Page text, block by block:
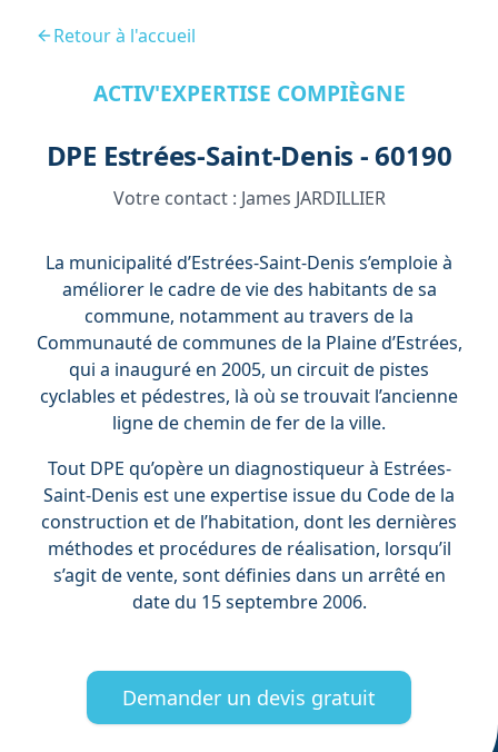
Retour à l'accueil
ACTIV'EXPERTISE COMPIÈGNE
DPE Estrées-Saint-Denis - 60190
Votre contact : James JARDILLIER
La municipalité d’Estrées-Saint-Denis s’emploie à
améliorer le cadre de vie des habitants de sa
commune, notamment au travers de la
Communauté de communes de la Plaine d’Estrées,
qui a inauguré en 2005, un circuit de pistes
cyclables et pédestres, là où se trouvait l’ancienne
ligne de chemin de fer de la ville.
Tout DPE qu’opère un diagnostiqueur à Estrées-
Saint-Denis est une expertise issue du Code de la
construction et de l’habitation, dont les dernières
méthodes et procédures de réalisation, lorsqu’il
s’agit de vente, sont définies dans un arrêté en
date du 15 septembre 2006.
Demander un devis gratuit